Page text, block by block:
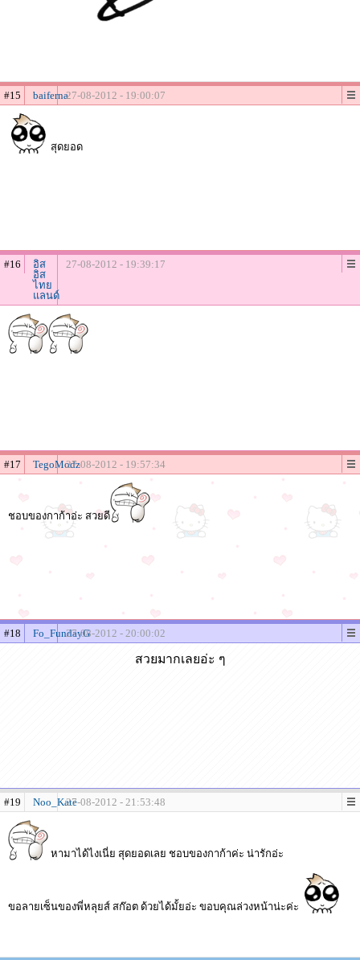
#15 baiferna27-08-2012 - 19:00:07
สุดยอด
#16
อิส
อิส
ไทย
แลนด์
27-08-2012 - 19:39:17
#17 TegoModz27-08-2012 - 19:57:34
ชอบของกาก้าอ่ะ สวยดี
#18 Fo_FundayG27-08-2012 - 20:00:02
สวยมากเลยอ่ะ ๆ
#19 Noo_Kate27-08-2012 - 21:53:48
หามาได้ไงเนี่ย สุดยอดเลย ชอบของกาก้าค่ะ น่ารักอ่ะ
ขอลายเซ็นของพี่หลุยส์ สก๊อต ด้วยได้มั้ยอ่ะ ขอบคุณล่วงหน้าน่ะค่ะ